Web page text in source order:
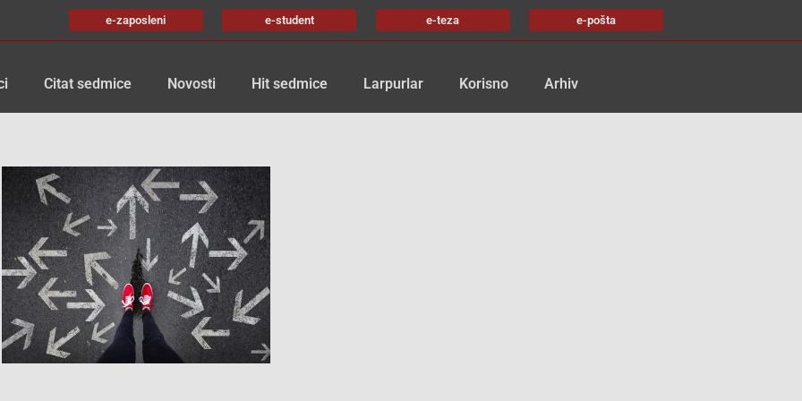
e-zaposleni e-student e-teza e-pošta
Citat sedmice Novosti Hit sedmice Larpurlar Korisno Arhiv